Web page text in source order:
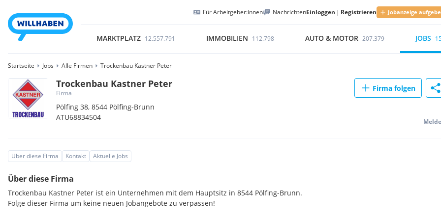
Für Arbeitgeber:innen NachrichtenEinloggen | Registrieren Jobanzeige
MARKTPLATZ 12.557.791 IMMOBILIEN 112.798 AUTO & MOTOR 207.379 JOBS
Startseite Jobs Alle Firmen Trockenbau Kastner Peter
Trockenbau Kastner Peter
Firma
Pölfing 38,8544 Pölfing-Brunn
ATU68834504
Firma folgen
Über diese Firma Kontakt Aktuelle Jobs
Über diese Firma
Trockenbau Kastner Peter ist ein Unternehmen mit dem Hauptsitz in 8544 Pölfing-Brunn.
Folge dieser Firma um keine neuen Jobangebote zu verpassen!